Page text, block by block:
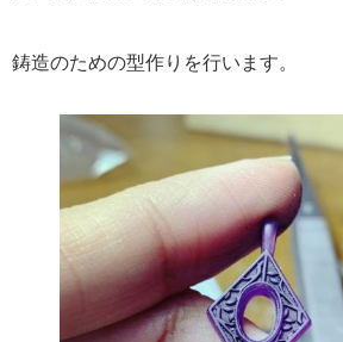
鋳造のための型作りを行います。